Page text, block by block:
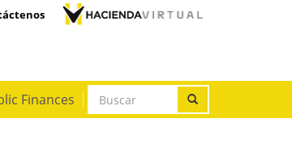
Formulario
de
Buscar
Finances